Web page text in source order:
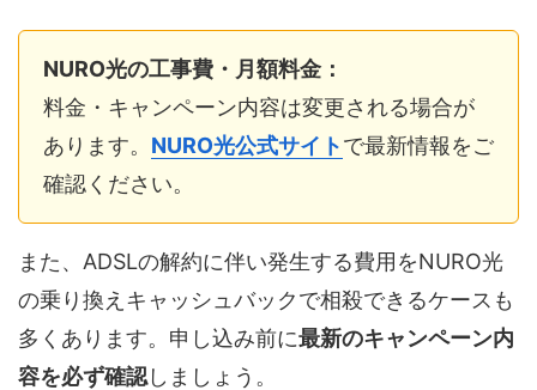
NURO光の工事費・月額料金：
料金・キャンペーン内容は変更される場合が
あります。 NURO光公式サイトで最新情報をご
確認ください。
また、ADSLの解約に伴い発生する費用をNURO光
の乗り換えキャッシュバックで相殺できるケースも
多くあります。申し込み前に最新のキャンペーン内
容を必ず確認しましょう。